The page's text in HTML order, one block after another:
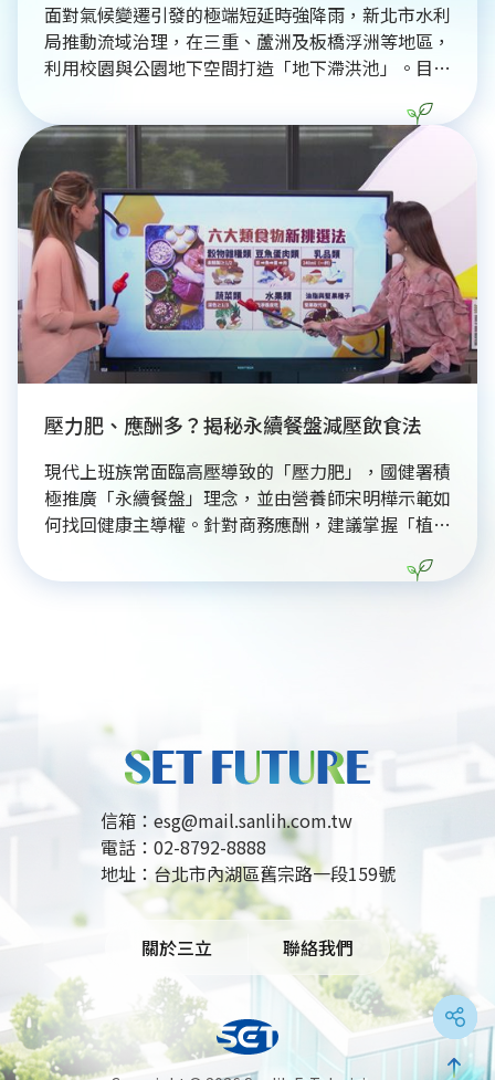
面對氣候變遷引發的極端短延時強降雨，新北市水利
局推動流域治理，在三重、蘆洲及板橋浮洲等地區，
利用校園與公園地下空間打造「地下滯洪池」。目前
這項「地下地宮」工程，如三重正義國小地底的隱形
心臟，能在暴雨時暫存洪水，有效緩解地面排水壓
力。透過智慧防洪工程打破都市空間限制，為市民編
織出最堅實、安心的防汛安全網，守護都市安全。
壓力肥、應酬多？揭秘永續餐盤減壓飲食法
現代上班族常面臨高壓導致的「壓力肥」，國健署積
極推廣「永續餐盤」理念，並由營養師宋明樺示範如
何找回健康主導權。針對商務應酬，建議掌握「植物
率加速酒精代謝。下午茶則建議選擇在地堅果或當季
信箱： esg@mail.sanlih.com.tw
電話： 02-8792-8888
地址： 台北市內湖區舊宗路一段159號
關於三立 聯絡我們